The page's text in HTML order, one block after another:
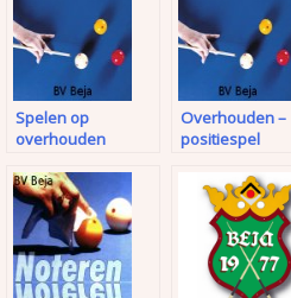
Spelen op
overhouden
Overhouden –
positiespel